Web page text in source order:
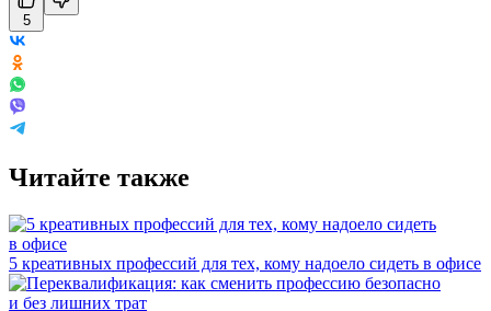
5
Читайте также
5 креативных профессий для тех, кому надоело сидеть в офисе